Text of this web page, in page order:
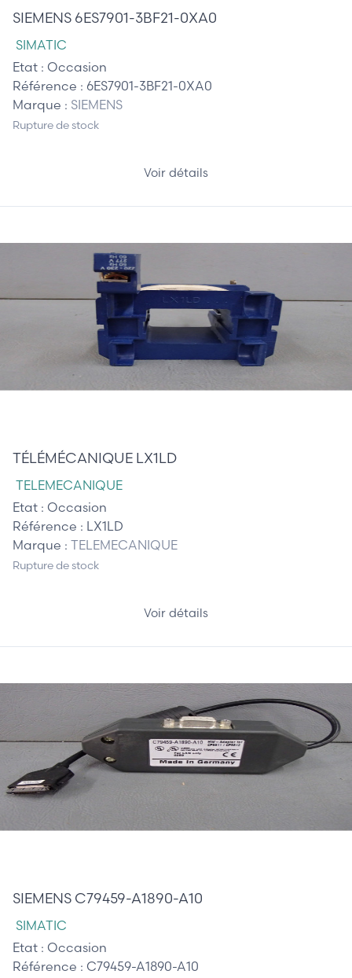
SIEMENS 6ES7901-3BF21-0XA0
SIMATIC
Etat : Occasion
Référence : 6ES7901-3BF21-0XA0
Marque : SIEMENS
Rupture de stock
Voir détails
TÉLÉMÉCANIQUE LX1LD
TELEMECANIQUE
Etat : Occasion
Référence : LX1LD
Marque : TELEMECANIQUE
Rupture de stock
Voir détails
SIEMENS C79459-A1890-A10
SIMATIC
Etat : Occasion
Référence : C79459-A1890-A10